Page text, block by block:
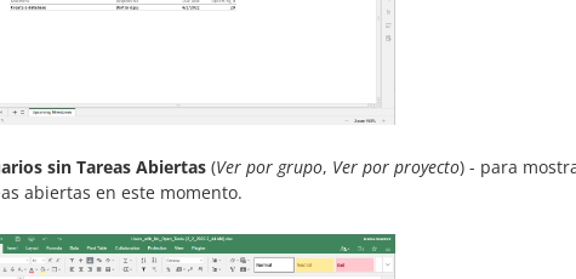
sin Tareas Abiertas (Ver por grupo, Ver por proyecto) - para
abiertas en este momento.